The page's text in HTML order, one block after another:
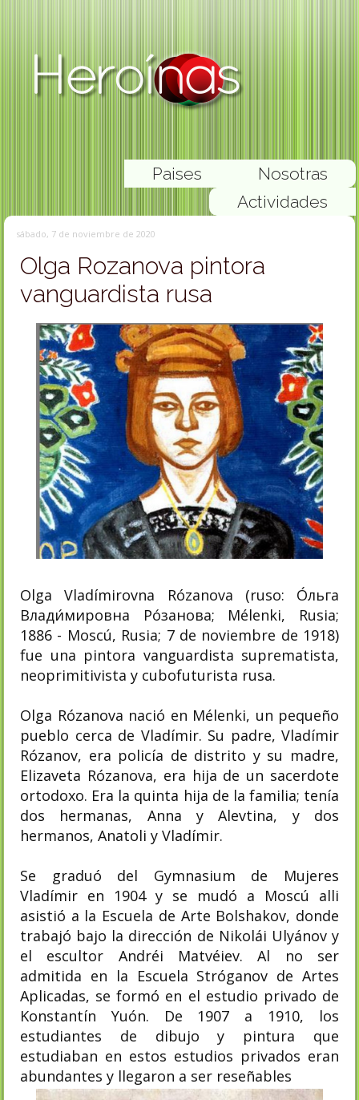
Nosotras
Paises
Actividades
sábado, 7 de noviembre de 2020
Olga Rozanova pintora
vanguardista rusa
Olga Vladímirovna Rózanova (ruso: О́льга
Влади́мировна Ро́занова; Mélenki, Rusia;
1886 - Moscú, Rusia; 7 de noviembre de 1918)
fue una pintora vanguardista suprematista,
neoprimitivista y cubofuturista rusa.
Olga Rózanova nació en Mélenki, un pequeño
pueblo cerca de Vladímir. Su padre, Vladímir
Rózanov, era policía de distrito y su madre,
Elizaveta Rózanova, era hija de un sacerdote
ortodoxo. Era la quinta hija de la familia; tenía
dos hermanas, Anna y Alevtina, y dos
hermanos, Anatoli y Vladímir.
Se graduó del Gymnasium de Mujeres
Vladímir en 1904 y se mudó a Moscú alli
asistió a la Escuela de Arte Bolshakov, donde
trabajó bajo la dirección de Nikolái Ulyánov y
el escultor Andréi Matvéiev. Al no ser
admitida en la Escuela Stróganov de Artes
Aplicadas, se formó en el estudio privado de
Konstantín Yuón. De 1907 a 1910, los
estudiantes de dibujo y pintura que
estudiaban en estos estudios privados eran
abundantes y llegaron a ser reseñables